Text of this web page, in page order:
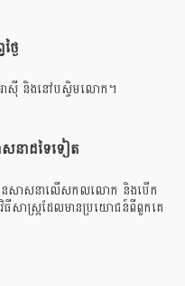
ៃ
អាសុី និងនៅបស្ចិមលោក។
នាដទៃទៀត
នៃសាសនាលើសកលលោក និងបើក
សាស្រ្តដែលមានប្រយោជន៍ពីពួកគេ